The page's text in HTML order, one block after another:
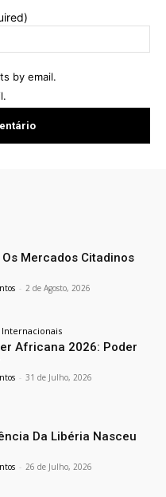
by email.
Mercados Citadinos
- 2 de Agosto, 2026
Internacionais
Africana 2026: Poder
- 31 de Julho, 2026
Da Libéria Nasceu
- 26 de Julho, 2026